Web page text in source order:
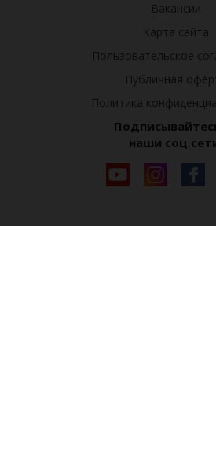
Вакансии
Карта сайта
Пользовательское
Публичная
Политика
наши